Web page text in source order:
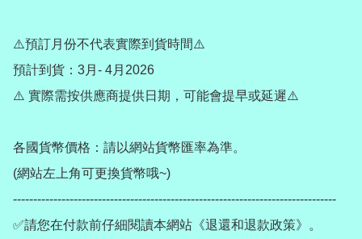
⚠️預訂月份不代表實際到貨時間⚠️
預計到貨：3月- 4月2026
⚠️ 實際需按供應商提供日期，可能會提早或延遲⚠️
各國貨幣價格：請以網站貨幣匯率為準。
(網站左上角可更換貨幣哦~)
--------------------------------------------------------------------------------
✅請您在付款前仔細閱讀本網站《退還和退款政策》。